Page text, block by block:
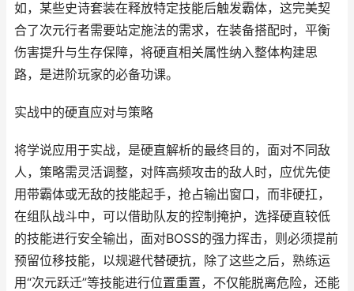
如，某些史诗套装在释放特定技能后触发霸体，这完美契
合了次元行者需要站定施法的需求，在装备搭配时，平衡
伤害提升与生存保障，将硬直相关属性纳入整体构建思
路，是进阶玩家的必备功课。
实战中的硬直应对与策略
将学说应用于实战，是硬直解析的最终目的，面对不同敌
人，策略需灵活调整，对阵高频攻击的敌人时，应优先使
用带霸体或无敌的技能起手，抢占输出窗口，而非硬扛，
在组队战斗中，可以借助队友的控制掩护，选择硬直较低
的技能进行安全输出，面对BOSS的强力挥击，则必须提前
预留位移技能，以规避代替硬抗，除了这些之后，熟练运
用“次元跃迁”等技能进行位置重置，不仅能脱离危险，还能